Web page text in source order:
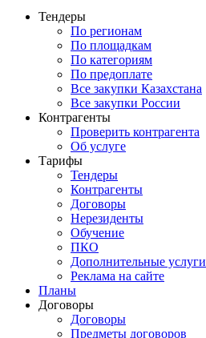
Тендеры
По регионам
По площадкам
По категориям
По предоплате
Все закупки Казахстана
Все закупки России
Контрагенты
Проверить контрагента
Об услуге
Тарифы
Тендеры
Контрагенты
Договоры
Нерезиденты
Обучение
ПКО
Дополнительные услуги
Реклама на сайте
Планы
Договоры
Договоры
Предметы договоров